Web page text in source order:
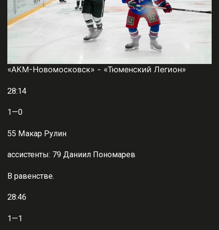
«АКМ-Новомосковск» - «Тюменский Легион»
28:14
1—0
55 Макар Рулин
ассистенты: 79 Даниил Пономарев
В равенстве.
28:46
1—1